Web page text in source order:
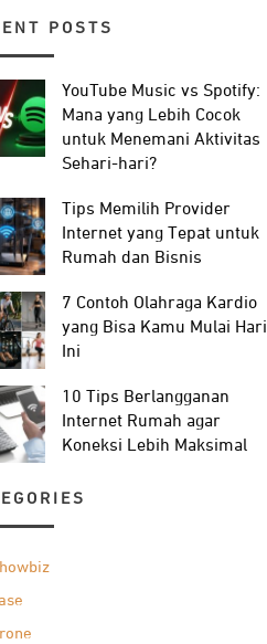
POSTS
YouTube Music vs Spotify:
Mana yang Lebih Cocok
untuk Menemani Aktivitas
Sehari-hari?
Tips Memilih Provider
Internet yang Tepat untuk
Rumah dan Bisnis
7 Contoh Olahraga Kardio
yang Bisa Kamu Mulai Hari
Ini
10 Tips Berlangganan
Internet Rumah agar
Koneksi Lebih Maksimal